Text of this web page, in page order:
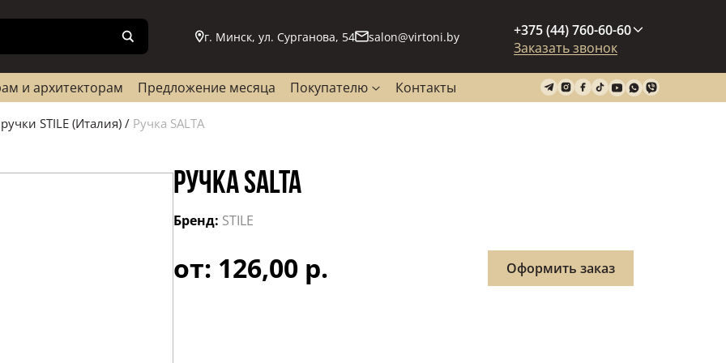
г. Минск, ул. Сурганова, 54 salon@virtoni.by
+375 (44) 760-60-60
Заказать звонок
и архитекторам Предложение месяца Покупателю Контакты
STILE (Италия) / Ручка SALTA
РУЧКА SALTA
Бренд: STILE
от: 126,00 р. Оформить заказ